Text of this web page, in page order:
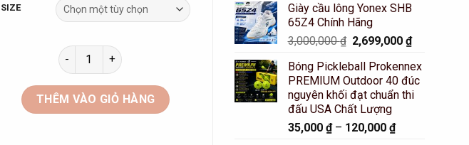
SIZE
Áo Cầu lông CabaSports Xanh Đậm Họa Tiết Quả Cầu - 20012 số lượng
THÊM VÀO GIỎ HÀNG
was:
3,900,000 ₫.
is:
Giày cầu lông Yonex SHB
65Z4 Chính Hãng
3,000,000₫ Original
was:
3,000,000 ₫.
2,699,000₫Current
is:
2,699,000
Bóng Pickleball Prokennex
PREMIUM Outdoor 40 đúc
nguyên khối đạt chuẩn thi
đấu USA Chất Lượng
35,000 ₫– 120,000 ₫